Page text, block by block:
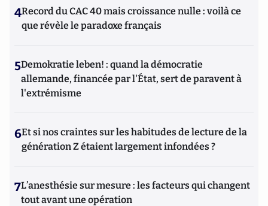
4Record du CAC 40 mais croissance nulle : voilà ce
que révèle le paradoxe français
5Demokratie leben! : quand la démocratie
allemande, financée par l'État, sert de paravent à
l'extrémisme
6Et si nos craintes sur les habitudes de lecture de la
génération Z étaient largement infondées ?
7L’anesthésie sur mesure : les facteurs qui changent
tout avant une opération